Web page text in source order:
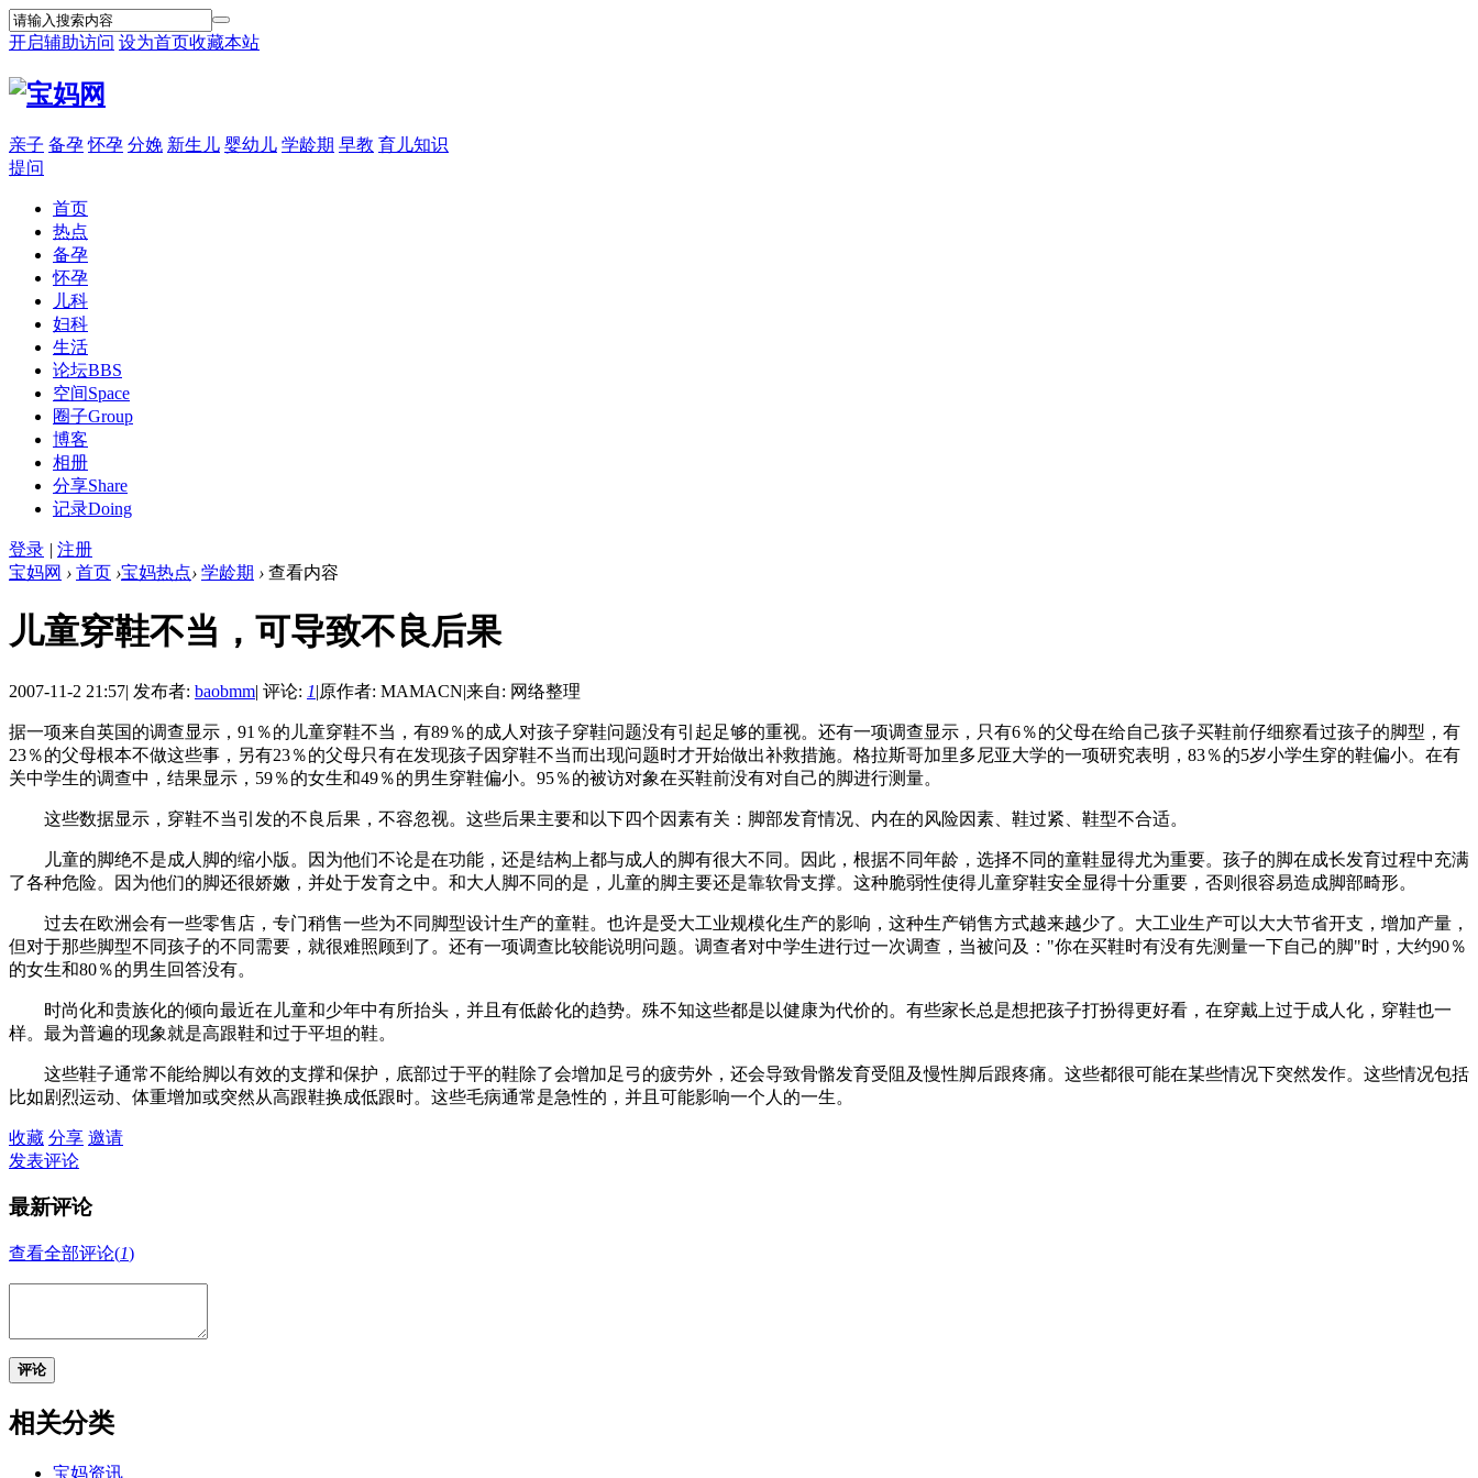
开启辅助访问 设为首页收藏本站
亲子 备孕 怀孕 分娩 新生儿 婴幼儿 学龄期 早教 育儿知识
提问
首页
热点
备孕
怀孕
儿科
妇科
生活
论坛BBS
空间Space
圈子Group
博客
相册
分享Share
记录Doing
登录 | 注册
宝妈网 › 首页 ›宝妈热点› 学龄期 › 查看内容
儿童穿鞋不当，可导致不良后果
2007-11-2 21:57| 发布者: baobmm| 评论: 1|原作者: MAMACN|来自: 网络整理
据一项来自英国的调查显示，91％的儿童穿鞋不当，有89％的成人对孩子穿鞋问题没有引起足够的重视。还有一项调查显示，只有6％的父母在给自己孩子买鞋前仔细察看过孩子的脚型，有
23％的父母根本不做这些事，另有23％的父母只有在发现孩子因穿鞋不当而出现问题时才开始做出补救措施。格拉斯哥加里多尼亚大学的一项研究表明，83％的5岁小学生穿的鞋偏小。在有
关中学生的调查中，结果显示，59％的女生和49％的男生穿鞋偏小。95％的被访对象在买鞋前没有对自己的脚进行测量。
这些数据显示，穿鞋不当引发的不良后果，不容忽视。这些后果主要和以下四个因素有关：脚部发育情况、内在的风险因素、鞋过紧、鞋型不合适。
儿童的脚绝不是成人脚的缩小版。因为他们不论是在功能，还是结构上都与成人的脚有很大不同。因此，根据不同年龄，选择不同的童鞋显得尤为重要。孩子的脚在成长发育过程中充满
了各种危险。因为他们的脚还很娇嫩，并处于发育之中。和大人脚不同的是，儿童的脚主要还是靠软骨支撑。这种脆弱性使得儿童穿鞋安全显得十分重要，否则很容易造成脚部畸形。
过去在欧洲会有一些零售店，专门稍售一些为不同脚型设计生产的童鞋。也许是受大工业规模化生产的影响，这种生产销售方式越来越少了。大工业生产可以大大节省开支，增加产量，
但对于那些脚型不同孩子的不同需要，就很难照顾到了。还有一项调查比较能说明问题。调查者对中学生进行过一次调查，当被问及："你在买鞋时有没有先测量一下自己的脚"时，大约90％
的女生和80％的男生回答没有。
时尚化和贵族化的倾向最近在儿童和少年中有所抬头，并且有低龄化的趋势。殊不知这些都是以健康为代价的。有些家长总是想把孩子打扮得更好看，在穿戴上过于成人化，穿鞋也一
样。最为普遍的现象就是高跟鞋和过于平坦的鞋。
这些鞋子通常不能给脚以有效的支撑和保护，底部过于平的鞋除了会增加足弓的疲劳外，还会导致骨骼发育受阻及慢性脚后跟疼痛。这些都很可能在某些情况下突然发作。这些情况包括
比如剧烈运动、体重增加或突然从高跟鞋换成低跟时。这些毛病通常是急性的，并且可能影响一个人的一生。
收藏 分享 邀请
发表评论
最新评论
查看全部评论(1)
评论
相关分类
宝妈资讯